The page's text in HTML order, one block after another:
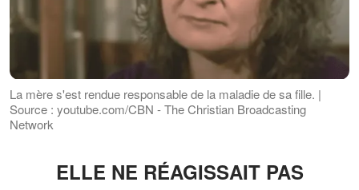
La mère s'est rendue responsable de la maladie de sa fille. |
Source : youtube.com/CBN - The Christian Broadcasting
Network
ELLE NE RÉAGISSAIT PAS